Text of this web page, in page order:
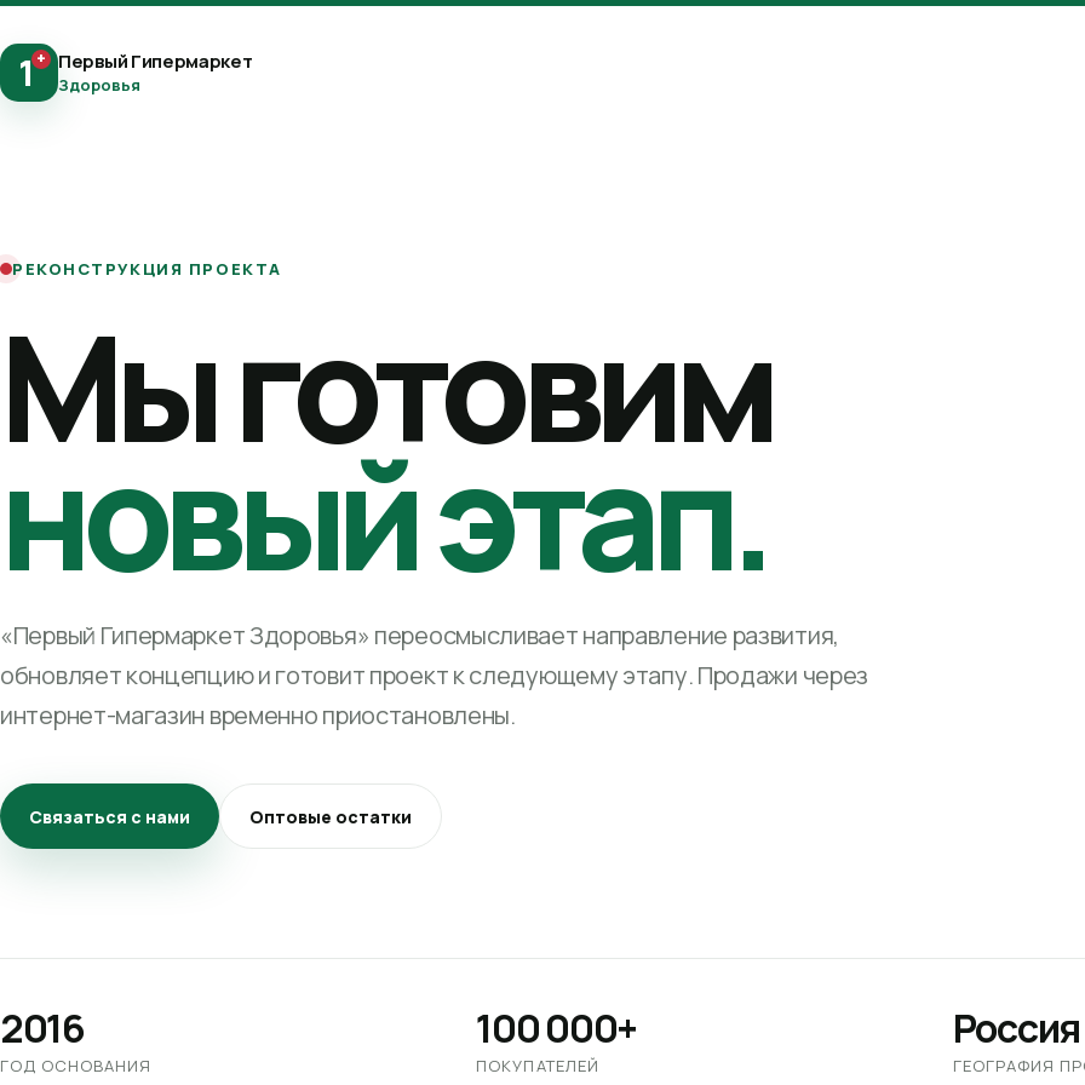
1+ Первый Гипермаркет
Здоровья
РЕКОНСТРУКЦИЯ ПРОЕКТА
Мы готовим
новый этап.
«Первый Гипермаркет Здоровья» переосмысливает направление развития,
обновляет концепцию и готовит проект к следующему этапу. Продажи через
интернет-магазин временно приостановлены.
Связаться с нами Оптовые остатки
2016
ГОД ОСНОВАНИЯ
100 000+
ПОКУПАТЕЛЕЙ
Россия
ГЕОГРАФИЯ